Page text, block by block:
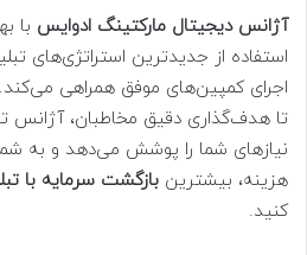
آژانس دیجیتال مارکتینگ ادوایس با
استفاده از جدیدترین استراتژی‌های
اجرای کمپین‌های موفق همراهی
تا هدف‌گذاری دقیق مخاطبان، آژانس
نیازهای شما را پوشش می‌دهد و به
هزینه، بیشترین بازگشت سرمایه با
کنید.